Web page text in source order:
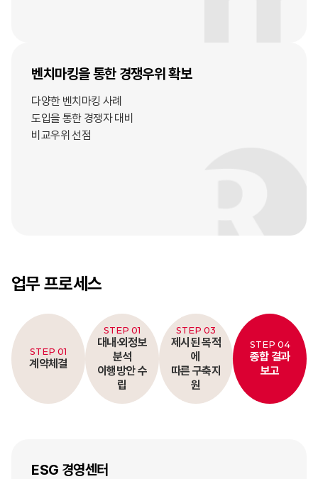
벤치마킹을 통한경쟁우위 확보
다양한 벤치마킹 사례
도입을 통한 경쟁자 대비
비교우위 선점
업무 프로세스
STEP 01
계약체결
STEP 01
대내·외정보
분석
이행방안 수
립
STEP 03
제시된 목적
에
따른 구축지
원
STEP 04
종합 결과
보고
ESG 경영센터